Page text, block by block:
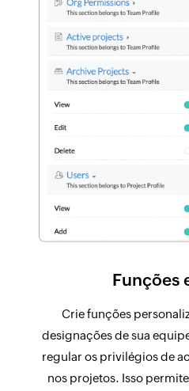
Funções
Crie funções
designações de sua
regular os privilégios de
nos projetos. Isso